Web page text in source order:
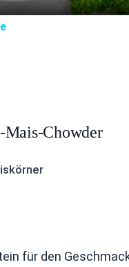
Mais-Chowder
für den